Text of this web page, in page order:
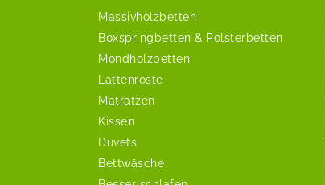
Massivholzbetten
Boxspringbetten & Polsterbetten
Mondholzbetten
Lattenroste
Matratzen
Kissen
Duvets
Bettwäsche